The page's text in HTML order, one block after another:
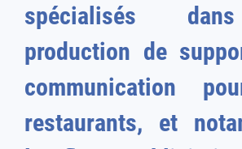
spécialisés
production de
communication pour
restaurants, et